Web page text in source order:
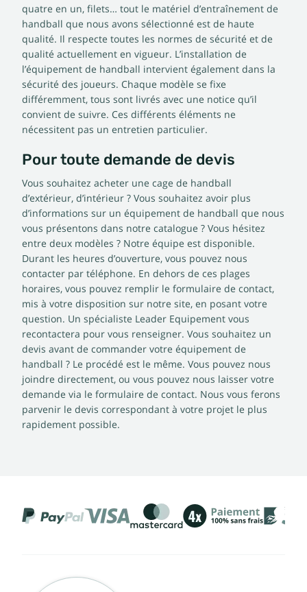
quatre en un, filets… tout le matériel d’entraînement de
handball que nous avons sélectionné est de haute
qualité. Il respecte toutes les normes de sécurité et de
qualité actuellement en vigueur. L’installation de
l’équipement de handball intervient également dans la
sécurité des joueurs. Chaque modèle se fixe
différemment, tous sont livrés avec une notice qu’il
convient de suivre. Ces différents éléments ne
nécessitent pas un entretien particulier.
Pour toute demande de devis
Vous souhaitez acheter une cage de handball
d’extérieur, d’intérieur ? Vous souhaitez avoir plus
d’informations sur un équipement de handball que nous
vous présentons dans notre catalogue ? Vous hésitez
entre deux modèles ? Notre équipe est disponible.
Durant les heures d’ouverture, vous pouvez nous
contacter par téléphone. En dehors de ces plages
horaires, vous pouvez remplir le formulaire de contact,
mis à votre disposition sur notre site, en posant votre
question. Un spécialiste Leader Equipement vous
recontactera pour vous renseigner. Vous souhaitez un
devis avant de commander votre équipement de
handball ? Le procédé est le même. Vous pouvez nous
joindre directement, ou vous pouvez nous laisser votre
demande via le formulaire de contact. Nous vous ferons
parvenir le devis correspondant à votre projet le plus
rapidement possible.